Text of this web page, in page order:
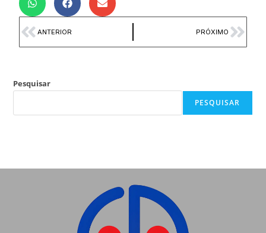
ANTERIOR PRÓXIMO
Pesquisar
PESQUISAR